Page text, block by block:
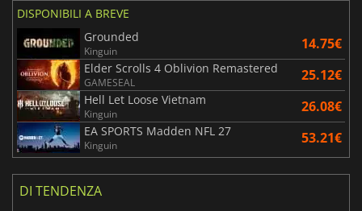
DISPONIBILI A BREVE
Grounded
Kinguin 14.75€
Elder Scrolls 4 Oblivion Remastered
GAMESEAL 25.12€
Hell Let Loose Vietnam
Kinguin 26.08€
EA SPORTS Madden NFL 27
Kinguin 53.21€
DI TENDENZA